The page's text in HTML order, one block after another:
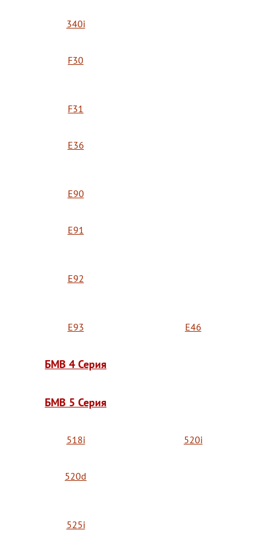
340i
F30
F31
E36
E90
E91
E92
E93 E46
БМВ 4 Серия
БМВ 5 Серия
518i 520i
520d
525i